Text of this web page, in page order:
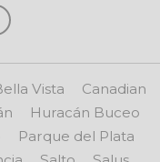
Vista
Canadian
Huracán Buceo
Parque del Plata